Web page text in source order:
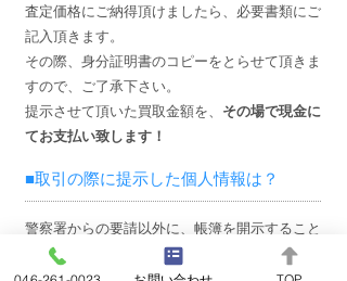
査定価格にご納得頂けましたら、必要書類にご
記入頂きます。
その際、身分証明書のコピーをとらせて頂きま
すので、ご了承下さい。
提示させて頂いた買取金額を、 その場で現金に
てお支払い致します！
■取引の際に提示した個人情報は？
警察署からの要請以外に、帳簿を開示すること
はありません。